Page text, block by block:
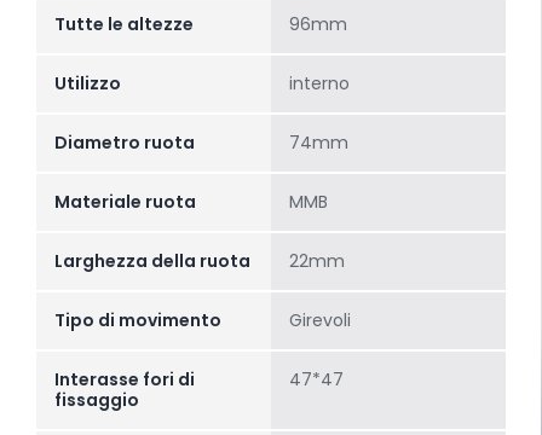
Tutte le altezze 96mm
Utilizzo interno
Diametro ruota 74mm
Materiale ruota MMB
Larghezza della ruota 22mm
Tipo di movimento Girevoli
Interasse fori di
fissaggio
47*47